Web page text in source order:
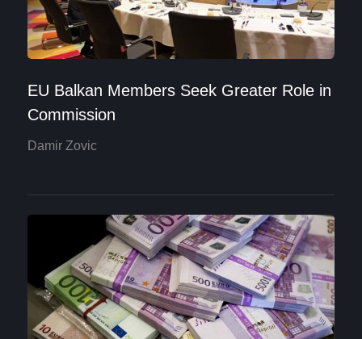
EU Balkan Members Seek Greater Role in
Commission
Damir Zovic